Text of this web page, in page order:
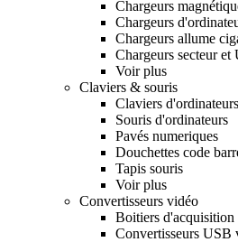
Chargeurs
Chargeurs
Chargeurs allume
Chargeurs secteur et
Voir plus
Claviers & souris
Claviers d'ordinateurs
Souris d'ordinateurs
Pavés numeriques
Douchettes code
Tapis souris
Voir plus
Convertisseurs vidéo
Boitiers
Convertisseurs USB